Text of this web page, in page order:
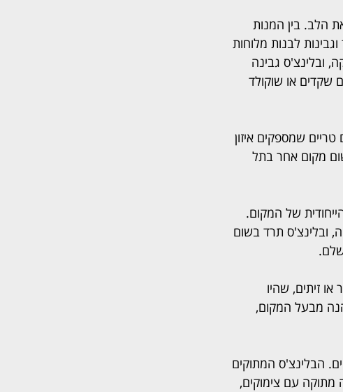
הלב. בין המנות
לבנות מלוחות
ובלינצ'ס גבינה
שקדים או שוקולד
שמספקים איזון
מקום אחר בתל
של המקום.
ובלינצ'ס תרד בשום
זיתים, שהיו
מבעל המקום,
הבלינצ'ס המתוקים
מתוקה עם צימוקים,